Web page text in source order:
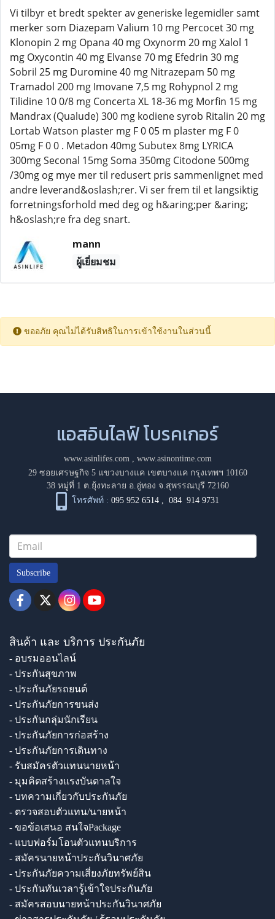
Vi tilbyr et bredt spekter av generiske legemidler samt
merker som Diazepam Valium 10 mg Percocet 30 mg
Klonopin 2 mg Opana 40 mg Oxynorm 20 mg Xalol 1
mg Oxycontin 40 mg Elvanse 70 mg Efedrin 30 mg
Sobril 25 mg Duromine 40 mg Nitrazepam 50 mg
Tramadol 200 mg Imovane 7,5 mg Rohypnol 2 mg
Tilidine 10 0/8 mg Concerta XL 18-36 mg Morfin 15 mg
Mandrax (Qualude) 300 mg kodiene syrob Ritalin 20 mg
Lortab Watson plaster mg F 0 05 m plaster mg F 0
05mg F 0 0 . Metadon 40mg Subutex 8mg LYRICA
300mg Seconal 15mg Soma 350mg Citodone 500mg
/30mg og mye mer til redusert pris sammenlignet med
andre leverand&oslash;rer. Vi ser frem til et langsiktig
forretningsforhold med deg og h&aring;per &aring;
h&oslash;re fra deg snart.
mann
ผู้เยี่ยมชม
ขออภัย คุณไม่ได้รับสิทธิในการเข้าใช้งานในส่วนนี้
แอสอินไลฟ์ โบรคเกอร์
www.asinlifes.com, www.asinontime.com
29 ซอยเศรษฐกิจ 5 แขวงบางแค เขตบางแค กรุงเทพฯ 10160
38 หมู่ที่ 1 ต.ยุ้งทะลาย อ.อู่ทอง จ.สุพรรณบุรี 72160
โทรศัพท์ : 095 952 6514 ,084 914 9731
Subscribe
สินค้า และ บริการ ประกันภัย
- อบรมออนไลน์
- ประกันสุขภาพ
- ประกันภัยรถยนต์
- ประกันภัยการขนส่ง
- ประกันกลุ่มนักเรียน
- ประกันภัยการก่อสร้าง
- ประกันภัยการเดินทาง
- รับสมัครตัวแทนนายหน้า
- มุมคิดสร้างแรงบันดาลใจ
- บทความเกี่ยวกับประกันภัย
- ตรวจสอบตัวแทน/นายหน้า
- ขอข้อเสนอ สนใจPackage
- แบบฟอร์มโอนตัวแทนบริการ
- สมัครนายหน้าประกันวินาศภัย
- ประกันภัยความเสี่ยงภัยทรัพย์สิน
- ประกันทันเวลารู้เข้าใจประกันภัย
- สมัครสอบนายหน้าประกันวินาศภัย